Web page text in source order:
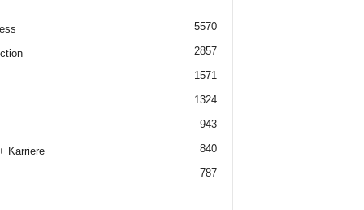
5570
2857
1571
1324
943
Karriere 840
787